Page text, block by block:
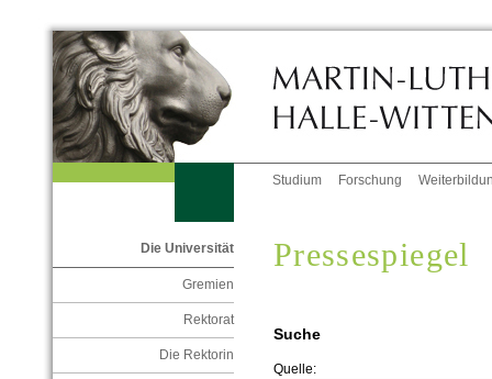
Studium Forschung
Die Universität
Gremien
Rektorat
Die Rektorin
Pressespiegel
Suche
Quelle: